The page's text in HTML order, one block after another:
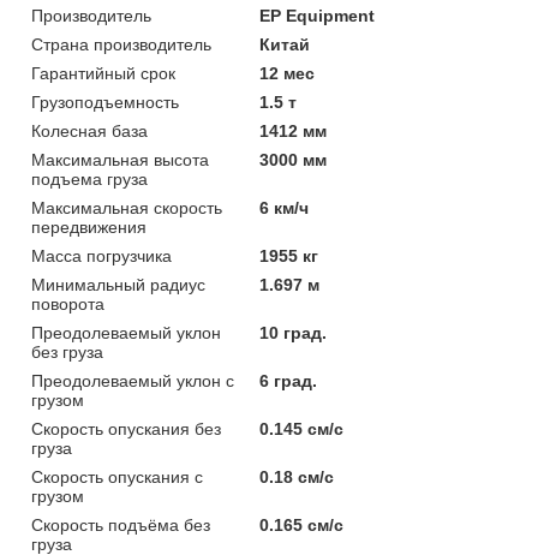
Производитель
EP Equipment
Страна производитель
Китай
Гарантийный срок
12 мес
Грузоподъемность
1.5 т
Колесная база
1412 мм
Максимальная высота
подъема груза
3000 мм
Максимальная скорость
передвижения
6 км/ч
Масса погрузчика
1955 кг
Минимальный радиус
поворота
1.697 м
Преодолеваемый уклон
без груза
10 град.
Преодолеваемый уклон с
грузом
6 град.
Скорость опускания без
груза
0.145 см/с
Скорость опускания с
грузом
0.18 см/с
Скорость подъёма без
груза
0.165 см/с